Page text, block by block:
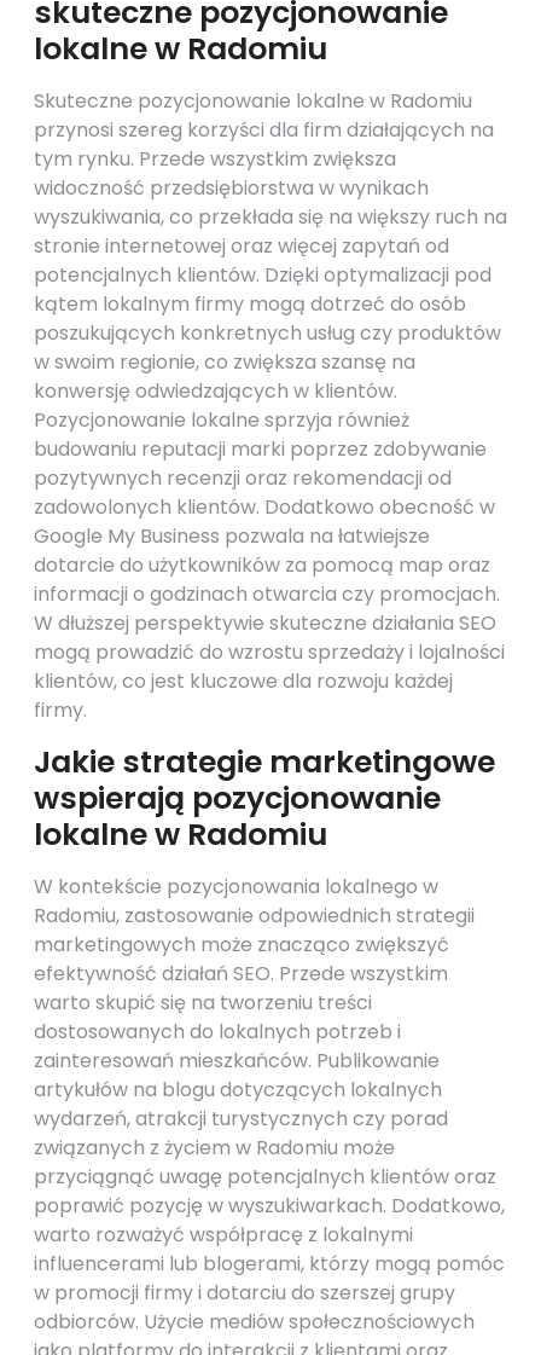
skuteczne pozycjonowanie
lokalne w Radomiu
Skuteczne pozycjonowanie lokalne w Radomiu
przynosi szereg korzyści dla firm działających na
tym rynku. Przede wszystkim zwiększa
widoczność przedsiębiorstwa w wynikach
wyszukiwania, co przekłada się na większy ruch na
stronie internetowej oraz więcej zapytań od
potencjalnych klientów. Dzięki optymalizacji pod
kątem lokalnym firmy mogą dotrzeć do osób
poszukujących konkretnych usług czy produktów
w swoim regionie, co zwiększa szansę na
konwersję odwiedzających w klientów.
Pozycjonowanie lokalne sprzyja również
budowaniu reputacji marki poprzez zdobywanie
pozytywnych recenzji oraz rekomendacji od
zadowolonych klientów. Dodatkowo obecność w
Google My Business pozwala na łatwiejsze
dotarcie do użytkowników za pomocą map oraz
informacji o godzinach otwarcia czy promocjach.
W dłuższej perspektywie skuteczne działania SEO
mogą prowadzić do wzrostu sprzedaży i lojalności
klientów, co jest kluczowe dla rozwoju każdej
firmy.
Jakie strategie marketingowe
wspierają pozycjonowanie
lokalne w Radomiu
W kontekście pozycjonowania lokalnego w
Radomiu, zastosowanie odpowiednich strategii
marketingowych może znacząco zwiększyć
efektywność działań SEO. Przede wszystkim
warto skupić się na tworzeniu treści
dostosowanych do lokalnych potrzeb i
zainteresowań mieszkańców. Publikowanie
artykułów na blogu dotyczących lokalnych
wydarzeń, atrakcji turystycznych czy porad
związanych z życiem w Radomiu może
przyciągnąć uwagę potencjalnych klientów oraz
poprawić pozycję w wyszukiwarkach. Dodatkowo,
warto rozważyć współpracę z lokalnymi
influencerami lub blogerami, którzy mogą pomóc
w promocji firmy i dotarciu do szerszej grupy
odbiorców. Użycie mediów społecznościowych